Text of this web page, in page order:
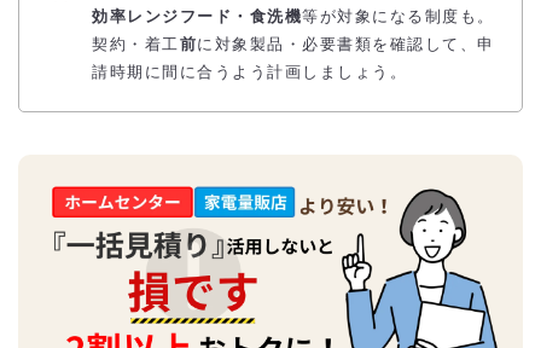
効率レンジフード・食洗機等が対象になる制度も。
契約・着工前に対象製品・必要書類を確認して、申
請時期に間に合うよう計画しましょう。